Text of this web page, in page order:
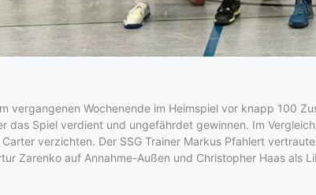
vergangenen Wochenende im Heimspiel vor knapp 100
das Spiel verdient und ungefährdet gewinnen. Im
verzichten. Der SSG Trainer Markus Pfahlert
Zarenko auf Annahme-Außen und Christopher Haas